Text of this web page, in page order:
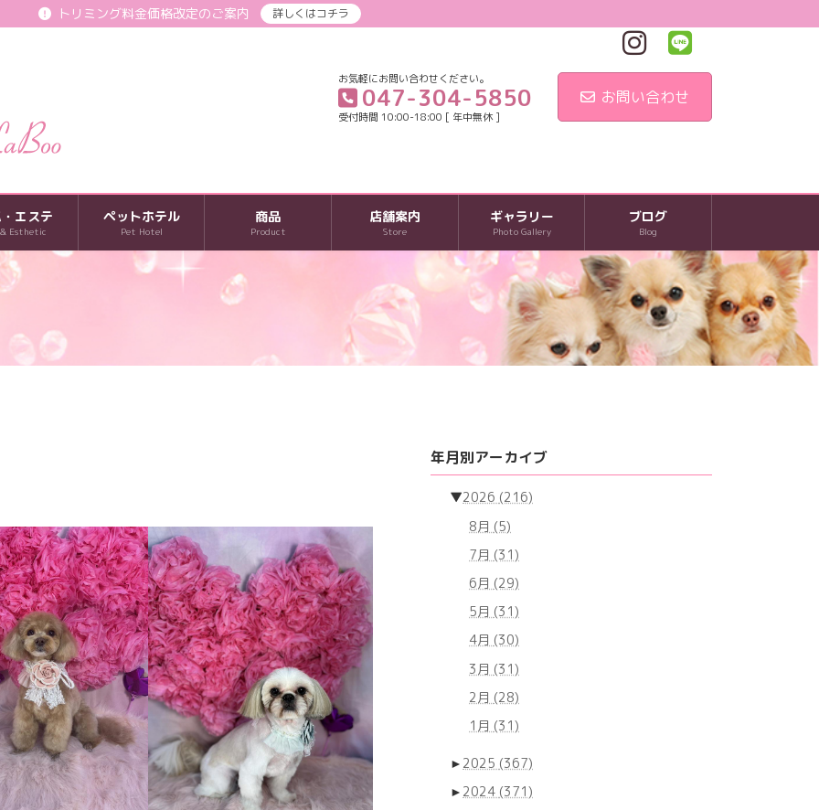
トリミング料金価格改定のご案内 詳しくはコチラ
お気軽にお問い合わせください。
047-304-5850
受付時間 10:00-18:00 [ 年中無休 ]
お問い合わせ
エステ
& Esthetic
ペットホテル
Pet Hotel
商品
Product
店舗案内
Store
ギャラリー
Photo Gallery
ブログ
Blog
年月別アーカイブ
▼2026 (216)
8月 (5)
7月 (31)
6月 (29)
5月 (31)
4月 (30)
3月 (31)
2月 (28)
1月 (31)
► 2025 (367)
► 2024 (371)